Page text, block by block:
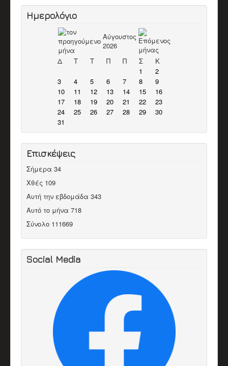
Ερευνητικό υλικό
Άρθρα
ΕΚΠΑΙΔΕΥΤΙΚΌ ΈΡΓΟ
Δράσεις
Υλικό
ΥΠΟΣΤΗΡΙΚΤΈΣ ΣΥΛΛΌΓΟΥ
Ημερολόγιο
Αύγουστος
2026
Δ
Τ Τ Π Π Σ
Κ
1
2
3
4 5 6 7 8
9
10
11 12 13 14 15
16
17
18 19 20 21 22
23
24
25 26 27 28 29
30
31
Επισκέψεις
Σήμερα 34
Χθές 109
Αυτή την εβδομάδα 343
Αυτό το μήνα 718
Σύνολο 111669
Social Media